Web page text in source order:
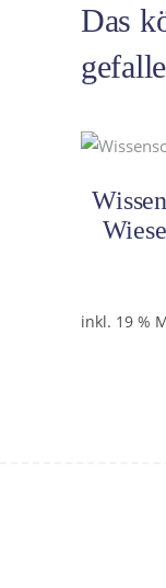
Das
inkl. 19 %